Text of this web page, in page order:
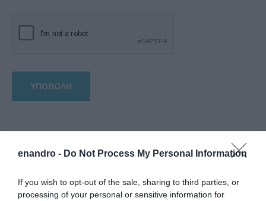
enandro - Do Not Process My Personal Information
If you wish to opt-out of the sale, sharing to third parties, or
processing of your personal or sensitive information for